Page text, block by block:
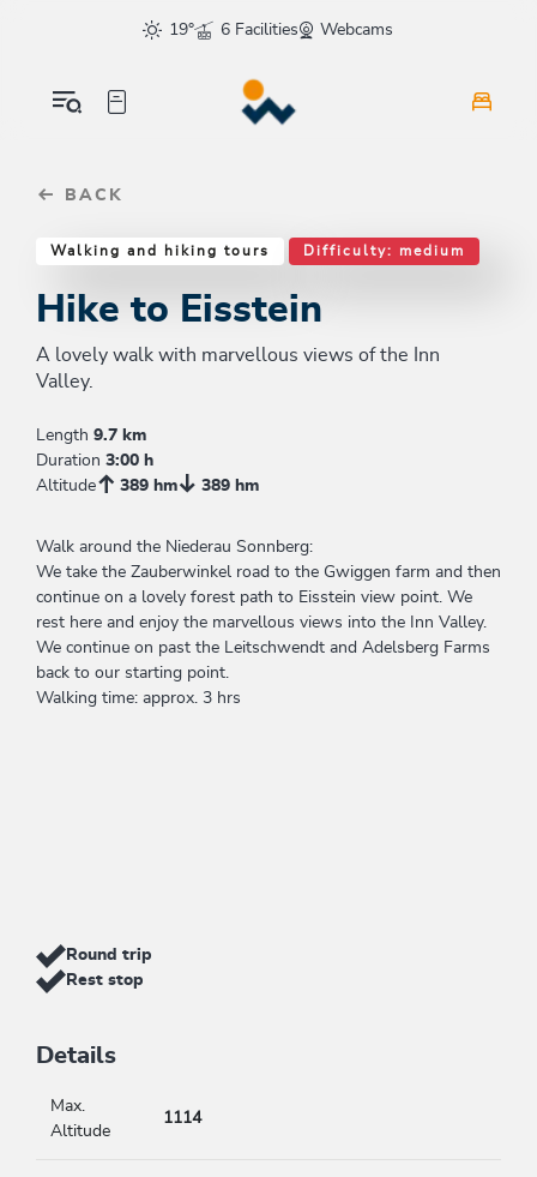
sr.skip-to.main-content
sr.skip-to.table-of-contents
sr.skip-to.main-navigation
19°
6 Facilities Webcams
BACK
Walking and hiking tours Difficulty: medium
Hike to Eisstein
A lovely walk with marvellous views of the Inn
Valley.
Length 9.7 km
Duration 3:00 h
Altitude
389 hm 389 hm
Walk around the Niederau Sonnberg:
We take the Zauberwinkel road to the Gwiggen farm and then
continue on a lovely forest path to Eisstein view point. We
rest here and enjoy the marvellous views into the Inn Valley.
We continue on past the Leitschwendt and Adelsberg Farms
back to our starting point.
Walking time: approx. 3 hrs
Round trip
Rest stop
Details
Max.
Altitude
1114